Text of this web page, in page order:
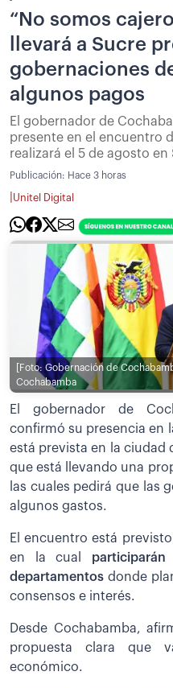
“No somos
llevará a Sucre
gobernaciones
algunos pagos
El gobernador de
presente en el encuentro
realizará el 5 de agosto en
Publicación: Hace 3 horas
Unitel Digital
[Foto: Gobernación de
Cochabamba
El gobernador de
confirmó su presencia en
está prevista en la ciudad
que está llevando una
las cuales pedirá que las
algunos gastos.
El encuentro está
en la cual
departamentos donde
consensos e interés.
Desde Cochabamba,
propuesta clara que
económico.